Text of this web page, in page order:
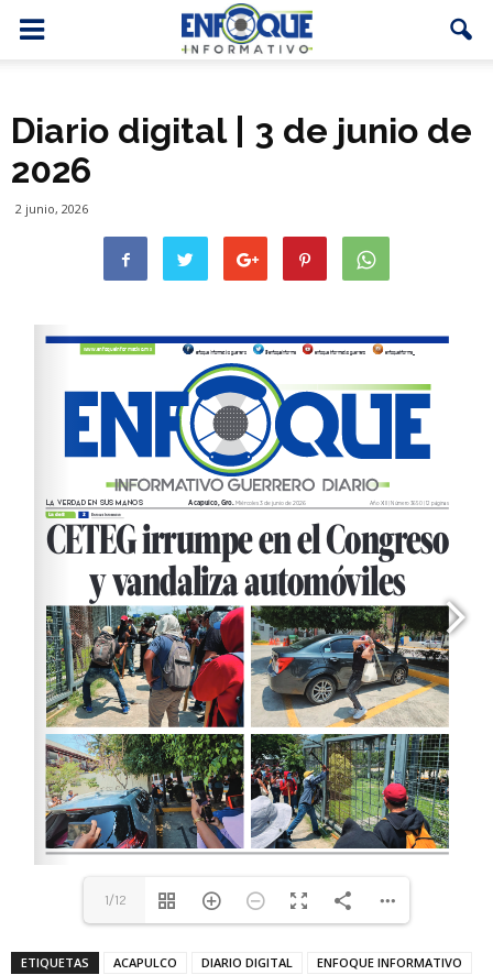
Diario digital | 3 de junio de
2026
2 junio, 2026
1/12
ETIQUETAS ACAPULCO DIARIO DIGITAL ENFOQUE INFORMATIVO